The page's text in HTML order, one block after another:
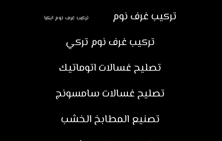
تركيب غرف نوم
تركيب غرف نوم ايكيا
تركيب غرف نوم تركي
تصليح غسالات اتوماتيك
تصليح غسالات سامسونج
تصنيع المطابخ الخشب